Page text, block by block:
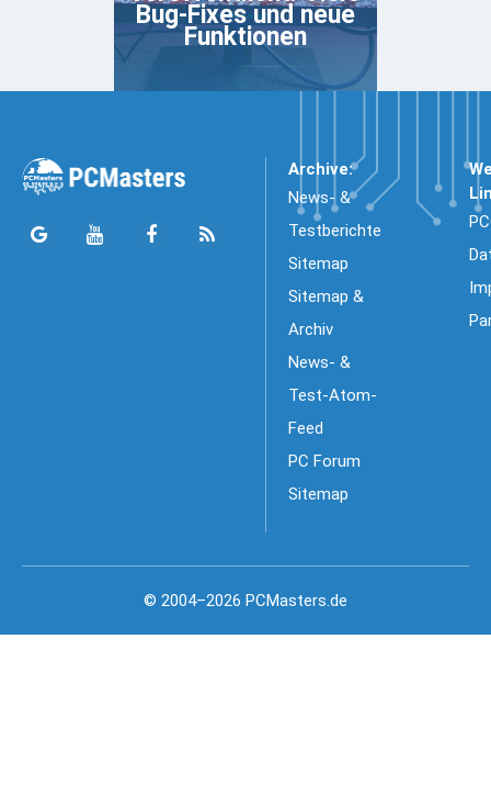
Bug-Fixes und neue
Funktionen
Archive:
News- &
Testberichte
Sitemap
Sitemap &
Archiv
News- &
Test-Atom-
Feed
PC Forum
Sitemap
© 2004–2026 PCMasters.de